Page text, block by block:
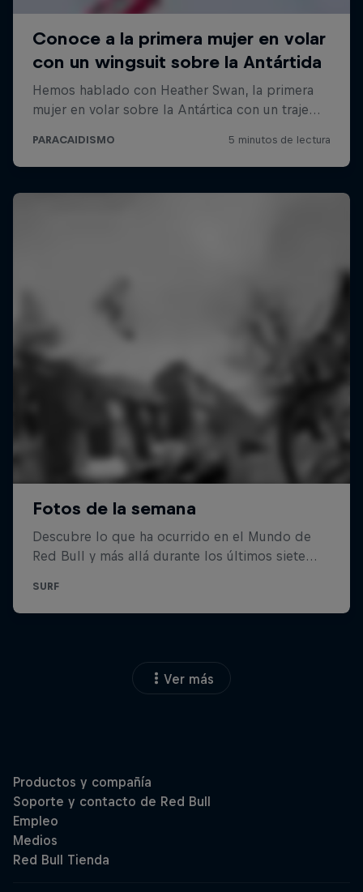
Ver más